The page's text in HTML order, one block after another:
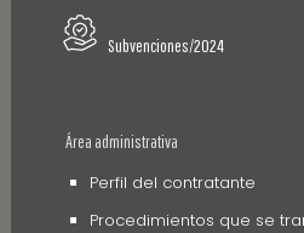
Subvenciones/2024
Área administrativa
Perfil del contratante
Procedimientos que se